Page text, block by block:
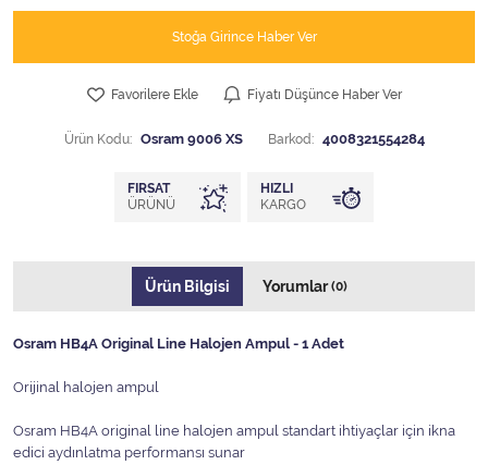
Stoğa Girince Haber Ver
Favorilere Ekle Fiyatı Düşünce Haber Ver
Ürün Kodu: Osram 9006 XS Barkod: 4008321554284
FIRSAT
ÜRÜNÜ
HIZLI
KARGO
Ürün Bilgisi Yorumlar(0)
Osram HB4A Original Line Halojen Ampul - 1 Adet
Orijinal halojen ampul
Osram HB4A original line halojen ampul standart ihtiyaçlar için ikna
edici aydınlatma performansı sunar